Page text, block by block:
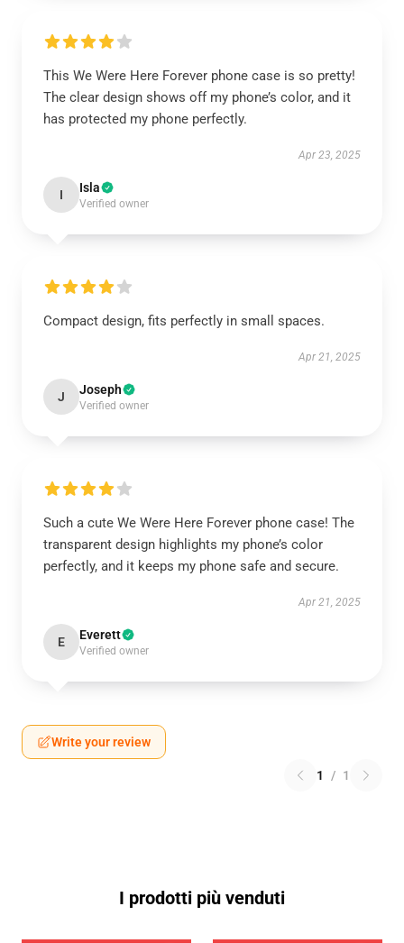
This We Were Here Forever phone case is so pretty!
The clear design shows off my phone’s color, and it
has protected my phone perfectly.
Apr 23, 2025
I Isla
Verified owner
Compact design, fits perfectly in small spaces.
Apr 21, 2025
J Joseph
Verified owner
Such a cute We Were Here Forever phone case! The
transparent design highlights my phone’s color
perfectly, and it keeps my phone safe and secure.
Apr 21, 2025
E Everett
Verified owner
Write your review
1 / 1
I prodotti più venduti